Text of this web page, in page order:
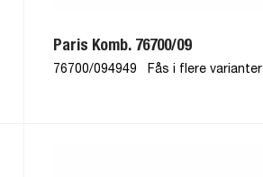
Paris Komb. 76700/09
76700/094949 Fås i flere varianter